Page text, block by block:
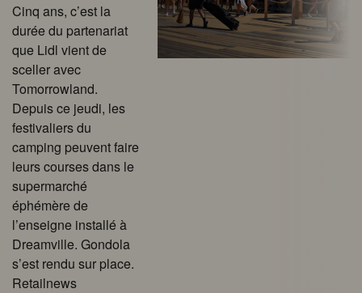
Cinq ans, c’est la
durée du partenariat
que Lidl vient de
sceller avec
Tomorrowland.
Depuis ce jeudi, les
festivaliers du
camping peuvent faire
leurs courses dans le
supermarché
éphémère de
l’enseigne installé à
Dreamville. Gondola
s’est rendu sur place.
Retailnews